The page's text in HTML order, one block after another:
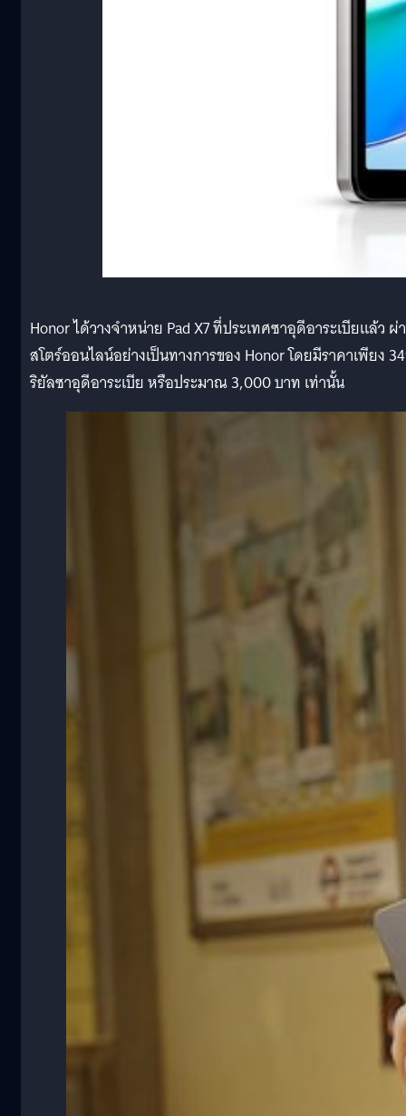
Honor ได้วางจำหน่าย Pad X7 ที่ประเทศซาอุดีอาระเบียแล้ว ผ่
สโตร์ออนไลน์อย่างเป็นทางการของ Honor โดยมีราคาเพียง
ริยัลซาอุดีอาระเบีย หรือประมาณ 3,000 บาท เท่านั้น